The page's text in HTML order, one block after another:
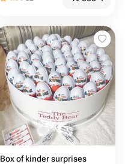
Box of kinder surprises